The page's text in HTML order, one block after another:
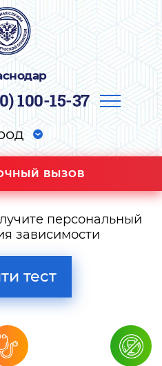
100-15-37
ВЫЗОВ
персональный
зависимости
тест